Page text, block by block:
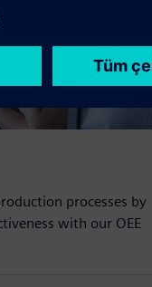
processes by
with our OEE